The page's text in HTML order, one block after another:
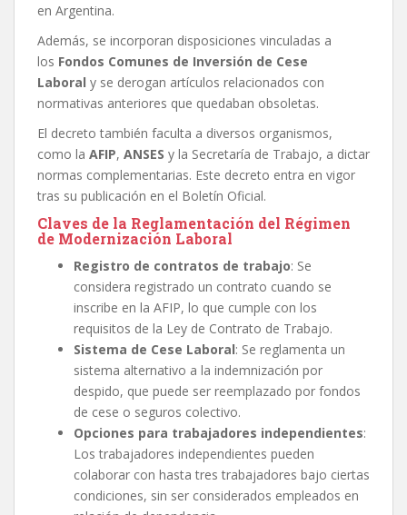
en Argentina.
Además, se incorporan disposiciones vinculadas a
los Fondos Comunes de Inversión de Cese
Laboral y se derogan artículos relacionados con
normativas anteriores que quedaban obsoletas.
El decreto también faculta a diversos organismos,
como la AFIP, ANSES y la Secretaría de Trabajo, a dictar
normas complementarias. Este decreto entra en vigor
tras su publicación en el Boletín Oficial.
Claves de la Reglamentación del Régimen
de Modernización Laboral
Registro de contratos de trabajo: Se
considera registrado un contrato cuando se
inscribe en la AFIP, lo que cumple con los
requisitos de la Ley de Contrato de Trabajo.
Sistema de Cese Laboral: Se reglamenta un
sistema alternativo a la indemnización por
despido, que puede ser reemplazado por fondos
de cese o seguros colectivo.
Opciones para trabajadores independientes:
Los trabajadores independientes pueden
colaborar con hasta tres trabajadores bajo ciertas
condiciones, sin ser considerados empleados en